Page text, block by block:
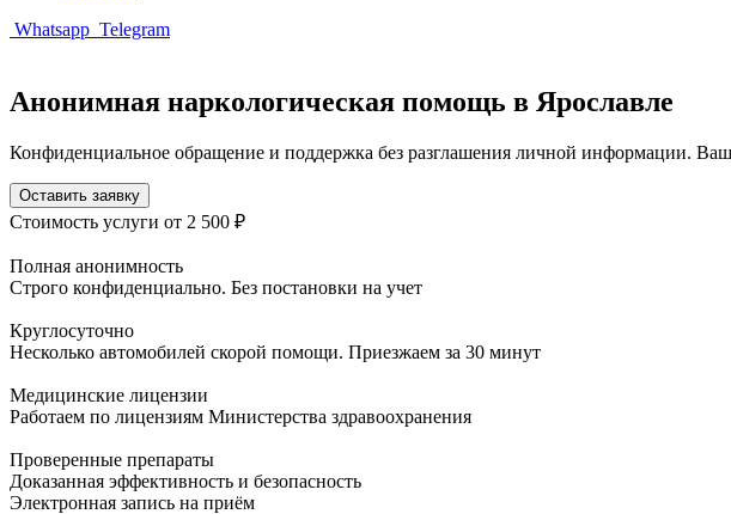
Whatsapp Telegram
Анонимная наркологическая помощь в Ярославле
Конфиденциальное обращение и поддержка без разглашения личной информации.
Оставить заявку
Стоимость услуги от 2 500 ₽
Полная анонимность
Строго конфиденциально. Без постановки на учет
Круглосуточно
Несколько автомобилей скорой помощи. Приезжаем за 30 минут
Медицинские лицензии
Работаем по лицензиям Министерства здравоохранения
Проверенные препараты
Доказанная эффективность и безопасность
Электронная запись на приём